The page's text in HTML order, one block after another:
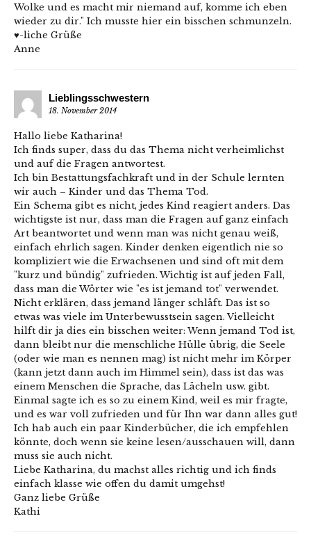
Wolke und es macht mir niemand auf, komme ich eben
wieder zu dir." Ich musste hier ein bisschen schmunzeln.
♥-liche Grüße
Anne
Lieblingsschwestern
18. November 2014
Hallo liebe Katharina!
Ich finds super, dass du das Thema nicht verheimlichst
und auf die Fragen antwortest.
Ich bin Bestattungsfachkraft und in der Schule lernten
wir auch – Kinder und das Thema Tod.
Ein Schema gibt es nicht, jedes Kind reagiert anders. Das
wichtigste ist nur, dass man die Fragen auf ganz einfach
Art beantwortet und wenn man was nicht genau weiß,
einfach ehrlich sagen. Kinder denken eigentlich nie so
kompliziert wie die Erwachsenen und sind oft mit dem
"kurz und bündig" zufrieden. Wichtig ist auf jeden Fall,
dass man die Wörter wie "es ist jemand tot" verwendet.
Nicht erklären, dass jemand länger schläft. Das ist so
etwas was viele im Unterbewusstsein sagen. Vielleicht
hilft dir ja dies ein bisschen weiter: Wenn jemand Tod ist,
dann bleibt nur die menschliche Hülle übrig, die Seele
(oder wie man es nennen mag) ist nicht mehr im Körper
(kann jetzt dann auch im Himmel sein), dass ist das was
einem Menschen die Sprache, das Lächeln usw. gibt.
Einmal sagte ich es so zu einem Kind, weil es mir fragte,
und es war voll zufrieden und für Ihn war dann alles gut!
Ich hab auch ein paar Kinderbücher, die ich empfehlen
könnte, doch wenn sie keine lesen/ausschauen will, dann
muss sie auch nicht.
Liebe Katharina, du machst alles richtig und ich finds
einfach klasse wie offen du damit umgehst!
Ganz liebe Grüße
Kathi